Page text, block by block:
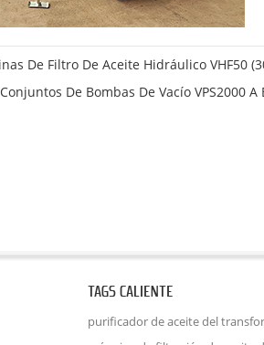
De Filtro De Aceite Hidráulico VHF50
De Bombas De Vacío VPS2000
TAGS CALIENTE
purificador de aceite del